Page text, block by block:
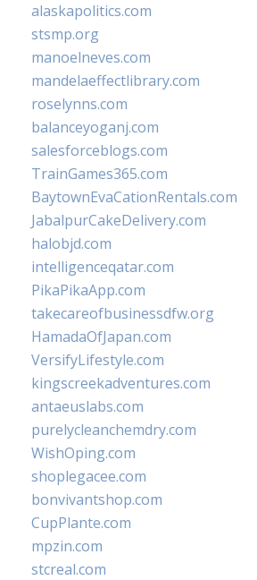
alaskapolitics.com
stsmp.org
manoelneves.com
mandelaeffectlibrary.com
roselynns.com
balanceyoganj.com
salesforceblogs.com
TrainGames365.com
BaytownEvaCationRentals.com
JabalpurCakeDelivery.com
halobjd.com
intelligenceqatar.com
PikaPikaApp.com
takecareofbusinessdfw.org
HamadaOfJapan.com
VersifyLifestyle.com
kingscreekadventures.com
antaeuslabs.com
purelycleanchemdry.com
WishOping.com
shoplegacee.com
bonvivantshop.com
CupPlante.com
mpzin.com
stcreal.com